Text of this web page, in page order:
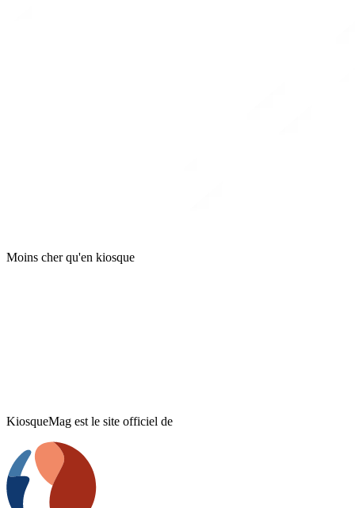
Moins cher qu'en kiosque
KiosqueMag est le site officiel de